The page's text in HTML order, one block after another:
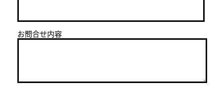
お問合せ内容